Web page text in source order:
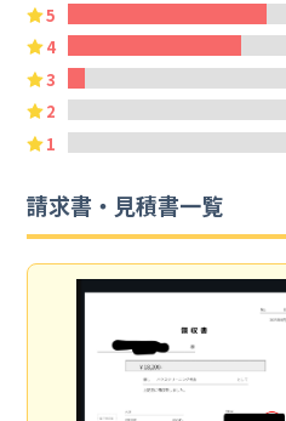
5
4
3
2
1
請求書・見積書一覧